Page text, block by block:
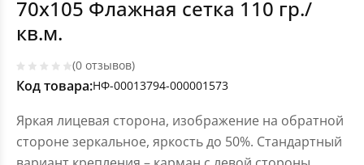
70х105 Флажная сетка 110 гр./
кв.м.
(0 отзывов)
Код товара:НФ-00013794-000001573
Яркая лицевая сторона, изображение на обратной
стороне зеркальное, яркость до 50%. Стандартный